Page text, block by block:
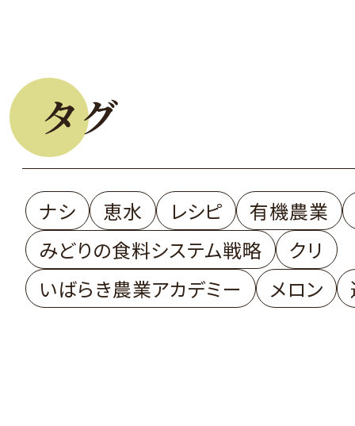
タグ
ナシ 恵水 レシピ
有機農業
みどりの食料システム戦略
クリ
いばらき農業アカデミー
メロン